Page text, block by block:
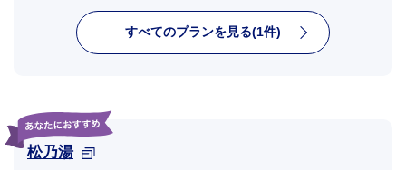
すべてのプランを見る(1件)
松乃湯